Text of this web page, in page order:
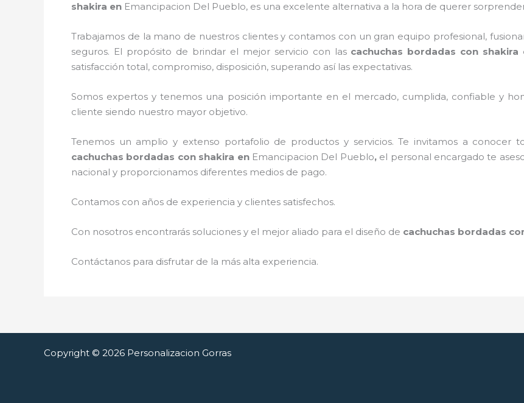
shakira en Emancipacion Del Pueblo, es una excelente alternativa a la hora de querer
Trabajamos de la mano de nuestros clientes y contamos con un gran equipo profesional,
seguros. El propósito de brindar el mejor servicio con las cachuchas bordadas con shakira
satisfacción total, compromiso, disposición, superando así las expectativas.
Somos expertos y tenemos una posición importante en el mercado, cumplida, confiable y
cliente siendo nuestro mayor objetivo.
Tenemos un amplio y extenso portafolio de productos y servicios. Te invitamos a
cachuchas bordadas con shakira en Emancipacion Del Pueblo, el personal encargado te
nacional y proporcionamos diferentes medios de pago.
Contamos con años de experiencia y clientes satisfechos.
Con nosotros encontrarás soluciones y el mejor aliado para el diseño de cachuchas bordadas
Contáctanos para disfrutar de la más alta experiencia.
Copyright © 2026 Personalizacion Gorras